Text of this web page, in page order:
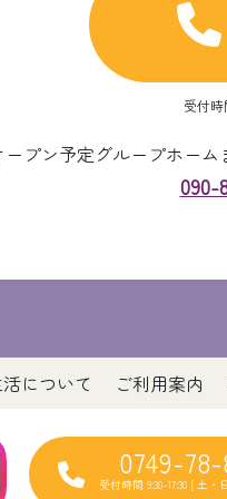
受付
ープン予定グループホー
090-
について ご利用案内
0749-78-
受付時間 9:30-17:30 [ 土